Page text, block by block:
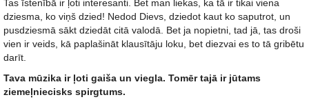
Tas īstenībā ir ļoti interesanti. Bet man liekas, ka tā ir tikai viena
dziesma, ko viņš dzied! Nedod Dievs, dziedot kaut ko saputrot, un
pusdziesmā sākt dziedāt citā valodā. Bet ja nopietni, tad jā, tas droši
vien ir veids, kā paplašināt klausītāju loku, bet diezvai es to tā gribētu
darīt.
Tava mūzika ir ļoti gaiša un viegla. Tomēr tajā ir jūtams
ziemeļniecisks spirgtums.